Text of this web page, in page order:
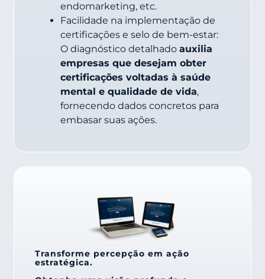
endomarketing, etc.
Facilidade na implementação de
certificações e selo de bem-estar:
O diagnóstico detalhadoauxilia
empresas que desejam obter
certificações voltadas à saúde
mental e qualidade de vida,
fornecendo dados concretos para
embasar suas ações.
Transforme percepção em ação
estratégica.